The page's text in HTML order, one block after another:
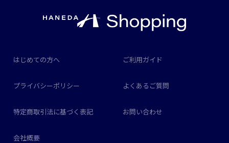
はじめての方へ ご利用ガイド
プライバシーポリシー よくあるご質問
特定商取引法に基づく表記 お問い合わせ
会社概要